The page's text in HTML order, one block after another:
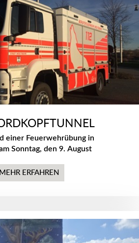
einer Feuerwehrübung in
Sonntag, den 9. August
MEHR ERFAHREN